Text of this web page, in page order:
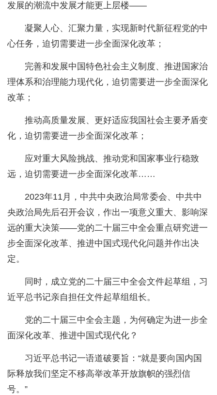
发展的潮流中发展才能更上层楼——
凝聚人心、汇聚力量，实现新时代新征程党的中
心任务，迫切需要进一步全面深化改革；
完善和发展中国特色社会主义制度、推进国家治
理体系和治理能力现代化，迫切需要进一步全面深化
改革；
推动高质量发展、更好适应我国社会主要矛盾变
化，迫切需要进一步全面深化改革；
应对重大风险挑战、推动党和国家事业行稳致
远，迫切需要进一步全面深化改革……
2023年11月，中共中央政治局常委会、中共中
央政治局先后召开会议，作出一项意义重大、影响深
远的重大决策——党的二十届三中全会重点研究进一
步全面深化改革、推进中国式现代化问题并作出决
定。
同时，成立党的二十届三中全会文件起草组，习
近平总书记亲自担任文件起草组组长。
党的二十届三中全会主题，为何确定为进一步全
面深化改革、推进中国式现代化？
习近平总书记一语道破要旨：“就是要向国内国
际释放我们坚定不移高举改革开放旗帜的强烈信
号。”